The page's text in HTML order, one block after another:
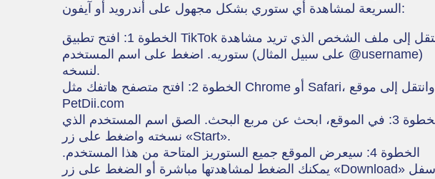
السريعة لمشاهدة أي ستوري بشكل مجهول على أندرويد أو آيفون:
الخطوة 1: افتح تطبيق TikTok وانتقل إلى ملف الشخص الذي تريد مشاهدة
ستوريه. اضغط على اسم المستخدم (على سبيل المثال @username)
لنسخه.
الخطوة 2: افتح متصفح هاتفك مثل Chrome أو Safari، وانتقل إلى موقع
PetDii.com
الخطوة 3: في الموقع، ابحث عن مربع البحث. الصق اسم المستخدم الذي
نسخته واضغط على زر «Start».
الخطوة 4: سيعرض الموقع جميع الستوريز المتاحة من هذا المستخدم.
يمكنك الضغط لمشاهدتها مباشرة أو الضغط على زر «Download» أسفل